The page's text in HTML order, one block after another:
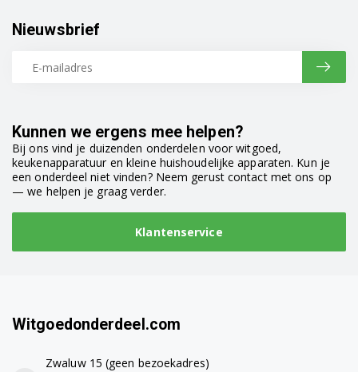
Kunnen we ergens mee helpen?
Bij ons vind je duizenden onderdelen voor witgoed,
keukenapparatuur en kleine huishoudelijke apparaten. Kun je
een onderdeel niet vinden? Neem gerust contact met ons op
— we helpen je graag verder.
Klantenservice
Nieuwsbrief
Witgoedonderdeel.com
Zwaluw 15 (geen bezoekadres)